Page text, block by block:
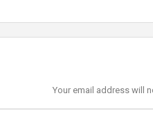
Your email address will